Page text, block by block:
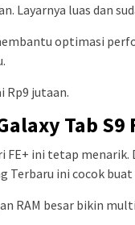
Layarnya luas dan
optimasi
Rp9 jutaan.
Tab S9
FE+ ini tetap menarik.
Terbaru ini cocok
RAM besar bikin